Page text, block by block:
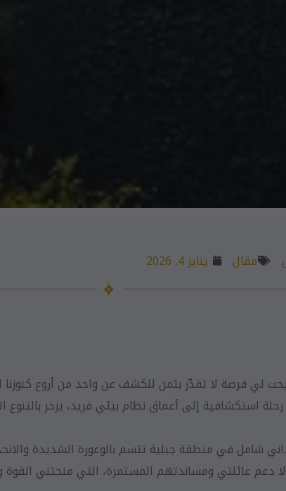
مقال يناير 4, 2026
لي فرصة لا تقدّر بثمن للكشف عن واحد من أروع
استكشافية إلى أعماق نظام بيئي فريد، يزخر
في منطقة جبلية تتسم بالوعورة الشديدة
دعم عائلتي ومساندتهم المستمرة، التي منحتني القوة